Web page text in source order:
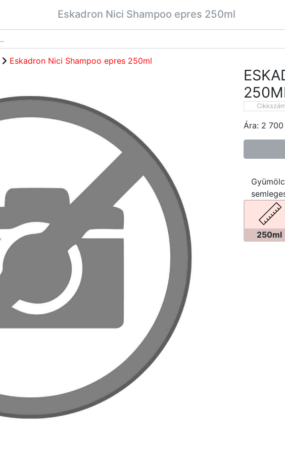
Eskadron Nici Shampoo epres 250ml
Eskadron Nici Shampoo epres 250ml
Ára: 2 700
250ml